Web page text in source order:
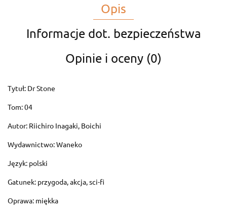
Opis
Informacje dot. bezpieczeństwa
Opinie i oceny (0)
Tytuł: Dr Stone
Tom: 04
Autor: Riichiro Inagaki, Boichi
Wydawnictwo: Waneko
Język: polski
Gatunek: przygoda, akcja, sci-fi
Oprawa: miękka